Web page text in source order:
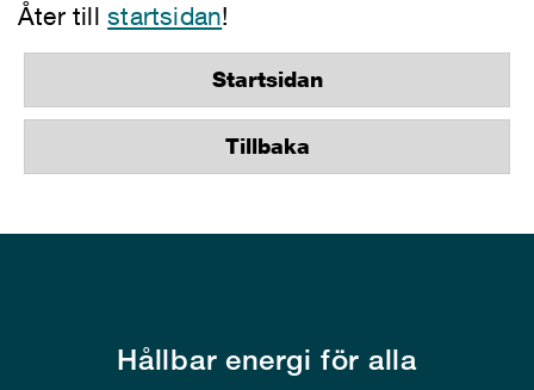
Åter tillstartsidan!
Startsidan
Tillbaka
Hållbar energi för alla